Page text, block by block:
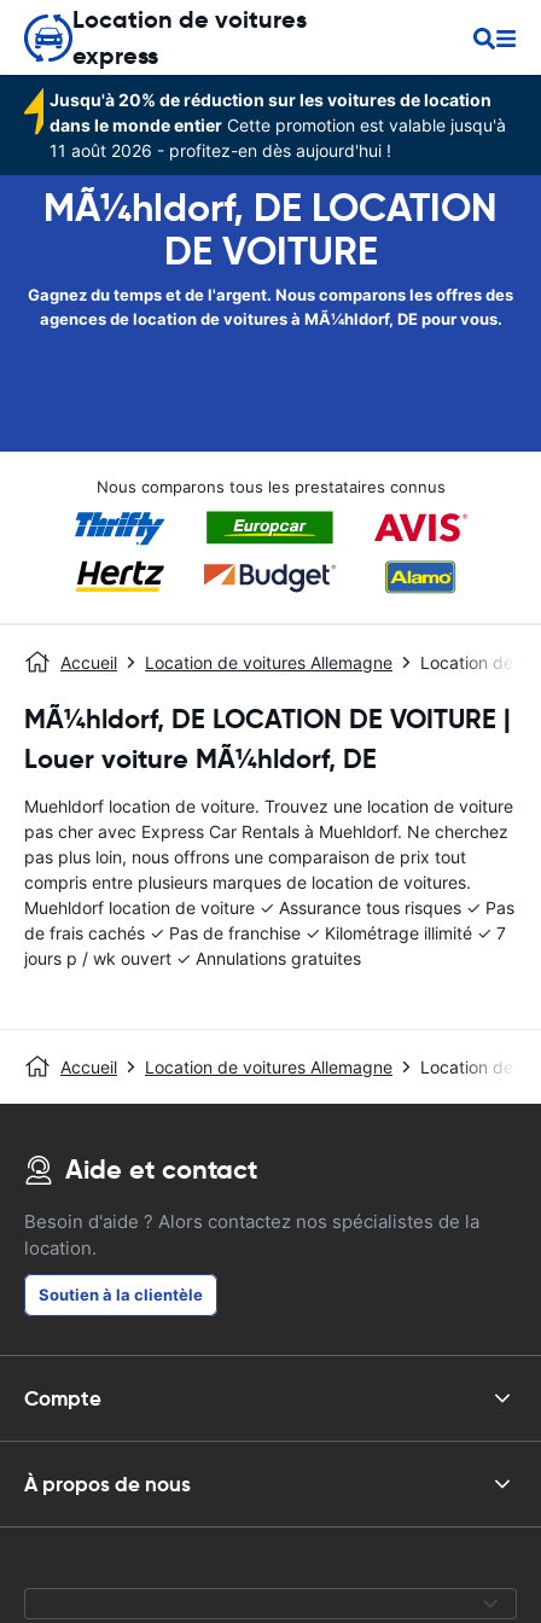
Location de voitures
express
Jusqu'à 20% de réduction sur les voitures de location
dans le monde entier Cette promotion est valable jusqu'à
11 août 2026 - profitez-en dès aujourd'hui !
MÃ¼hldorf, DE LOCATION
DE VOITURE
Gagnez du temps et de l'argent. Nous comparons les offres des
agences de location de voitures à MÃ¼hldorf, DE pour vous.
Nous comparons tous les prestataires connus
Accueil Location de voitures Allemagne Location de
MÃ¼hldorf, DE LOCATION DE VOITURE |
Louer voiture MÃ¼hldorf, DE
Muehldorf location de voiture. Trouvez une location de voiture
pas cher avec Express Car Rentals à Muehldorf. Ne cherchez
pas plus loin, nous offrons une comparaison de prix tout
compris entre plusieurs marques de location de voitures.
Muehldorf location de voiture ✓ Assurance tous risques ✓ Pas
de frais cachés ✓ Pas de franchise ✓ Kilométrage illimité ✓ 7
jours p / wk ouvert ✓ Annulations gratuites
Accueil Location de voitures Allemagne Location de
Aide et contact
Besoin d'aide ? Alors contactez nos spécialistes de la
location.
Soutien à la clientèle
Compte
À propos de nous